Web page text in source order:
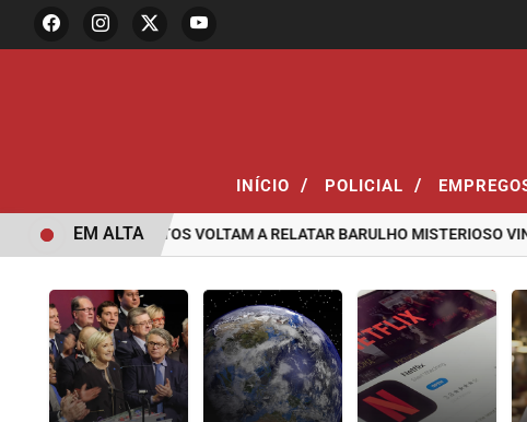
INÍCIO / POLICIAL /
DE SANTOS VOLTAM A RELATAR BARULHO MISTERIOSO VINDO
EM ALTA